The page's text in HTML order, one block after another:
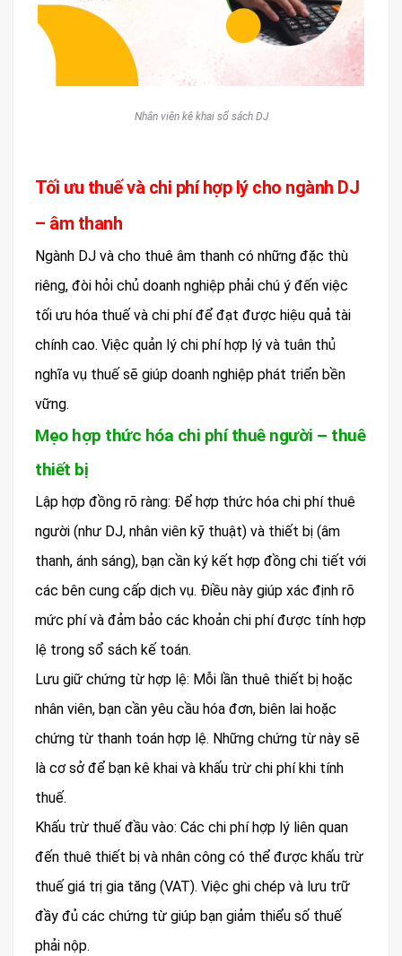
Nhân viên kê khai sổ sách DJ
Tối ưu thuế và chi phí hợp lý cho ngành DJ
– âm thanh
Ngành DJ và cho thuê âm thanh có những đặc thù
riêng, đòi hỏi chủ doanh nghiệp phải chú ý đến việc
tối ưu hóa thuế và chi phí để đạt được hiệu quả tài
chính cao. Việc quản lý chi phí hợp lý và tuân thủ
nghĩa vụ thuế sẽ giúp doanh nghiệp phát triển bền
vững.
Mẹo hợp thức hóa chi phí thuê người – thuê
thiết bị
Lập hợp đồng rõ ràng: Để hợp thức hóa chi phí thuê
người (như DJ, nhân viên kỹ thuật) và thiết bị (âm
thanh, ánh sáng), bạn cần ký kết hợp đồng chi tiết với
các bên cung cấp dịch vụ. Điều này giúp xác định rõ
mức phí và đảm bảo các khoản chi phí được tính hợp
lệ trong sổ sách kế toán.
Lưu giữ chứng từ hợp lệ: Mỗi lần thuê thiết bị hoặc
nhân viên, bạn cần yêu cầu hóa đơn, biên lai hoặc
chứng từ thanh toán hợp lệ. Những chứng từ này sẽ
là cơ sở để bạn kê khai và khấu trừ chi phí khi tính
thuế.
Khấu trừ thuế đầu vào: Các chi phí hợp lý liên quan
đến thuê thiết bị và nhân công có thể được khấu trừ
thuế giá trị gia tăng (VAT). Việc ghi chép và lưu trữ
đầy đủ các chứng từ giúp bạn giảm thiểu số thuế
phải nộp.